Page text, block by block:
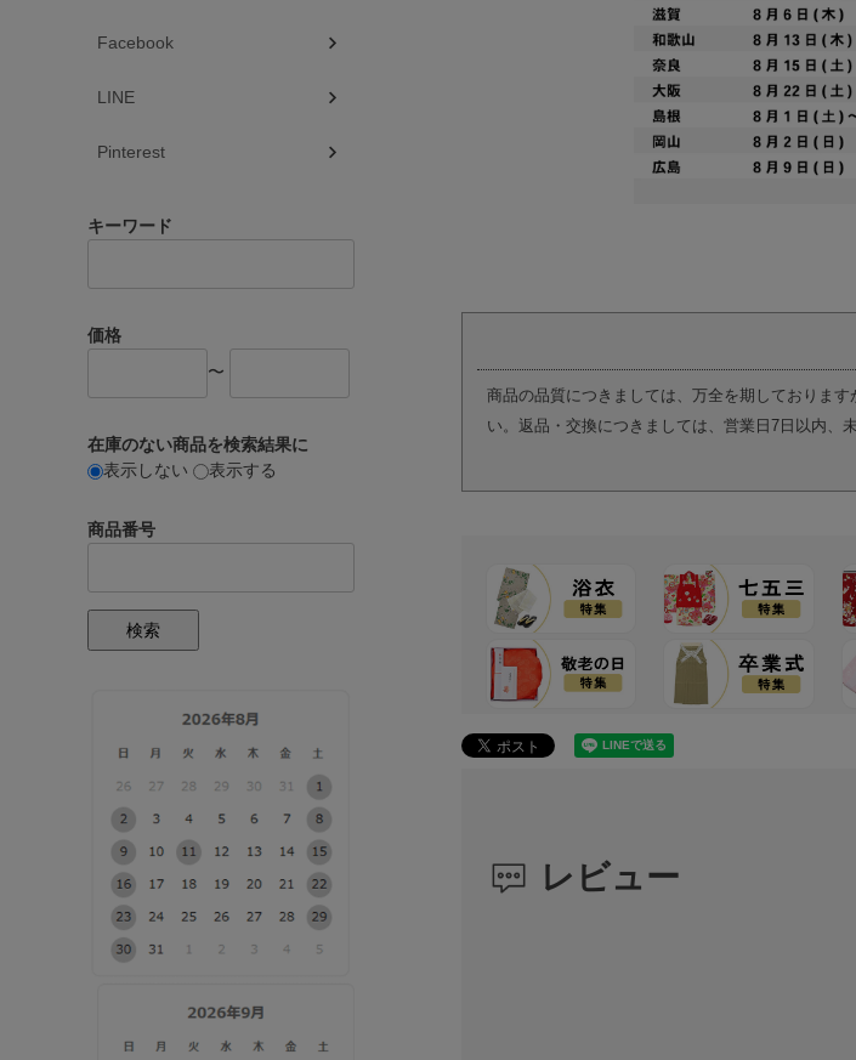
商品の品質につきましては、万全を期しておりま
い。返品・交換につきましては、営業日7日以内、
レビュー
Facebook
LINE
Pinterest
キーワード
価格
〜
在庫のない商品を検索結果に
表示しない
表示する
商品番号
検索